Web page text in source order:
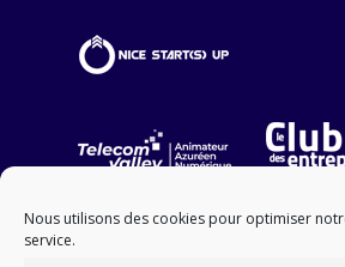
Nous utilisons des cookies pour optimiser
service.